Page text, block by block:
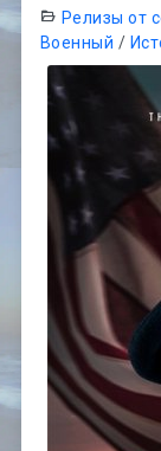
Релизы от
Военный /